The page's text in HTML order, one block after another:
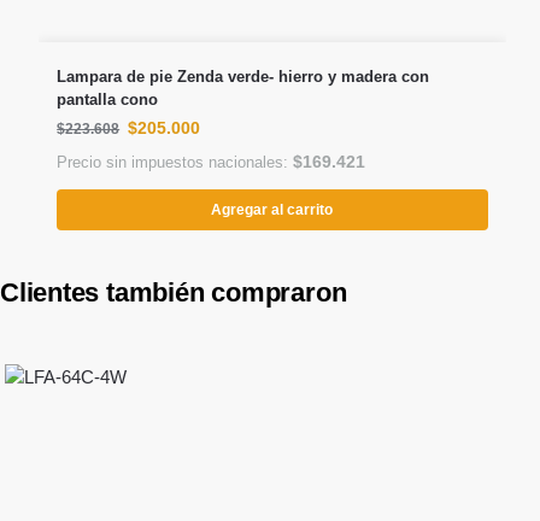
Lampara de pie Zenda verde- hierro y madera con
pantalla cono
$223.608 $205.000
Precio sin impuestos nacionales:$169.421
Agregar al carrito
Clientes también compraron